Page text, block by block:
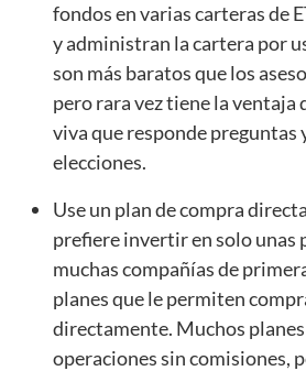
fondos en varias carteras de
y administran la cartera por
son más baratos que los
pero rara vez tiene la ventaja
viva que responde preguntas
elecciones.
Use un plan de compra
prefiere invertir en solo unas
muchas compañías de
planes que le permiten
directamente. Muchos
operaciones sin comisiones,